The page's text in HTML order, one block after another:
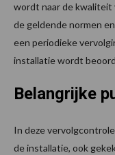
wordt naar de kwaliteit
de geldende normen
een periodieke
installatie wordt
Belangrijke
In deze
de installatie, ook